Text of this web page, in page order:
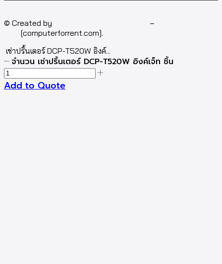
© Created by –
[computerforrent.com].
เช่าปริ้นเตอร์ DCP-T520W อิงค์...
จำนวน เช่าปริ้นเตอร์ DCP-T520W อิงค์เจ็ท ชิ้น
Add to Quote